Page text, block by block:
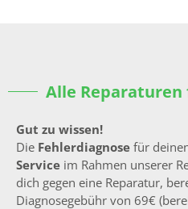
Alle
Gut zu wissen!
Die Fehlerdiagnose für
Service im Rahmen unserer
dich gegen eine Reparatur,
Diagnosegebühr von 69€